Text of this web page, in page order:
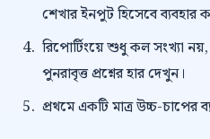
শেখার ইনপুট হিসেবে ব্যবহার
রিপোর্টিংয়ে শুধু কল সংখ্যা
পুনরাবৃত্ত প্রশ্নের হার দেখুন।
প্রথমে একটি মাত্র উচ্চ-চাপের